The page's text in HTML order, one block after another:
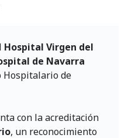
Hospital Virgen del
de Navarra
Hospitalario de
con la acreditación
, un reconocimiento